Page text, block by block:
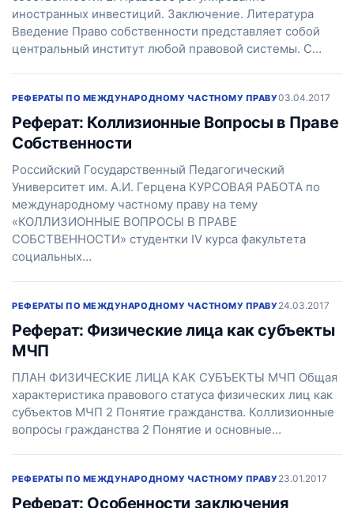
иностранных инвестиций. Заключение. Литература
Введение Право собственности представляет собой
центральный институт любой правовой системы. С…
РЕФЕРАТЫ ПО МЕЖДУНАРОДНОМУ ЧАСТНОМУ ПРАВУ03.04.2017
Реферат: Коллизионные Вопросы в Праве
Собственности
Российский Государственный Педагогический
Университет им. А.И. Герцена КУРСОВАЯ РАБОТА по
международному частному праву на тему
«КОЛЛИЗИОННЫЕ ВОПРОСЫ В ПРАВЕ
СОБСТВЕННОСТИ» студентки IV курса факультета
социальных…
РЕФЕРАТЫ ПО МЕЖДУНАРОДНОМУ ЧАСТНОМУ ПРАВУ24.03.2017
Реферат: Физические лица как субъекты
МЧП
ПЛАН ФИЗИЧЕСКИЕ ЛИЦА КАК СУБЪЕКТЫ МЧП Общая
характеристика правового статуса физических лиц как
субъектов МЧП 2 Понятие гражданства. Коллизионные
вопросы гражданства 2 Понятие и основные…
РЕФЕРАТЫ ПО МЕЖДУНАРОДНОМУ ЧАСТНОМУ ПРАВУ23.01.2017
Реферат: Особенности заключения